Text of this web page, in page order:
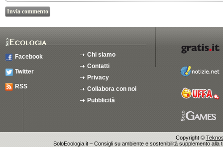
Facebook
Twitter
RSS
Chi siamo
Contatti
Privacy
Collabora con noi
Pubblicità
Copyright ©
SoloEcologia.it – Consigli su ambiente e sostenibilità supplemento